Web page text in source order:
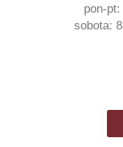
pon-
sobota: